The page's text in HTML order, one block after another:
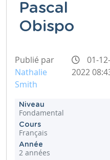
Pascal
Obispo
Publié par
Nathalie
Smith
01-12-
2022
Niveau
Fondamental
Cours
Français
Année
2 années